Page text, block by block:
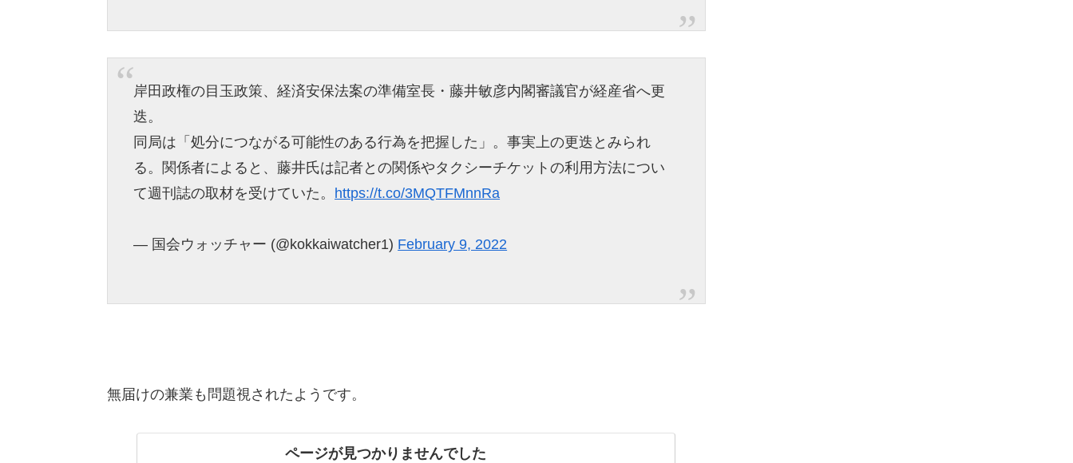
岸田政権の目玉政策、経済安保法案の準備室長・藤井敏彦内閣審議官が経産省へ更
迭。
同局は「処分につながる可能性のある行為を把握した」。事実上の更迭とみられ
る。関係者によると、藤井氏は記者との関係やタクシーチケットの利用方法につい
て週刊誌の取材を受けていた。 https://t.co/3MQTFMnnRa
— 国会ウォッチャー (@kokkaiwatcher1) February 9, 2022
無届けの兼業も問題視されたようです。
ページが見つかりませんでした